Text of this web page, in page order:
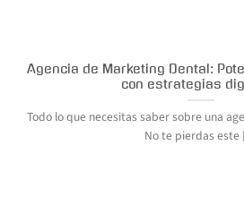
Agencia de Marketing Dental:
con estrategias
Todo lo que necesitas saber sobre una
No te pierdas este